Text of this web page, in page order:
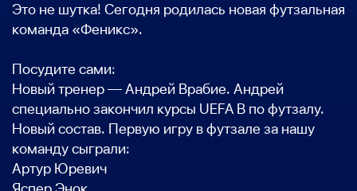
Это не шутка! Сегодня родилась новая футзальная
команда «Феникс».
Посудите сами:
Новый тренер — Андрей Врабие. Андрей
специально закончил курсы UEFA В по футзалу.
Новый состав. Первую игру в футзале за нашу
команду сыграли:
Артур Юревич